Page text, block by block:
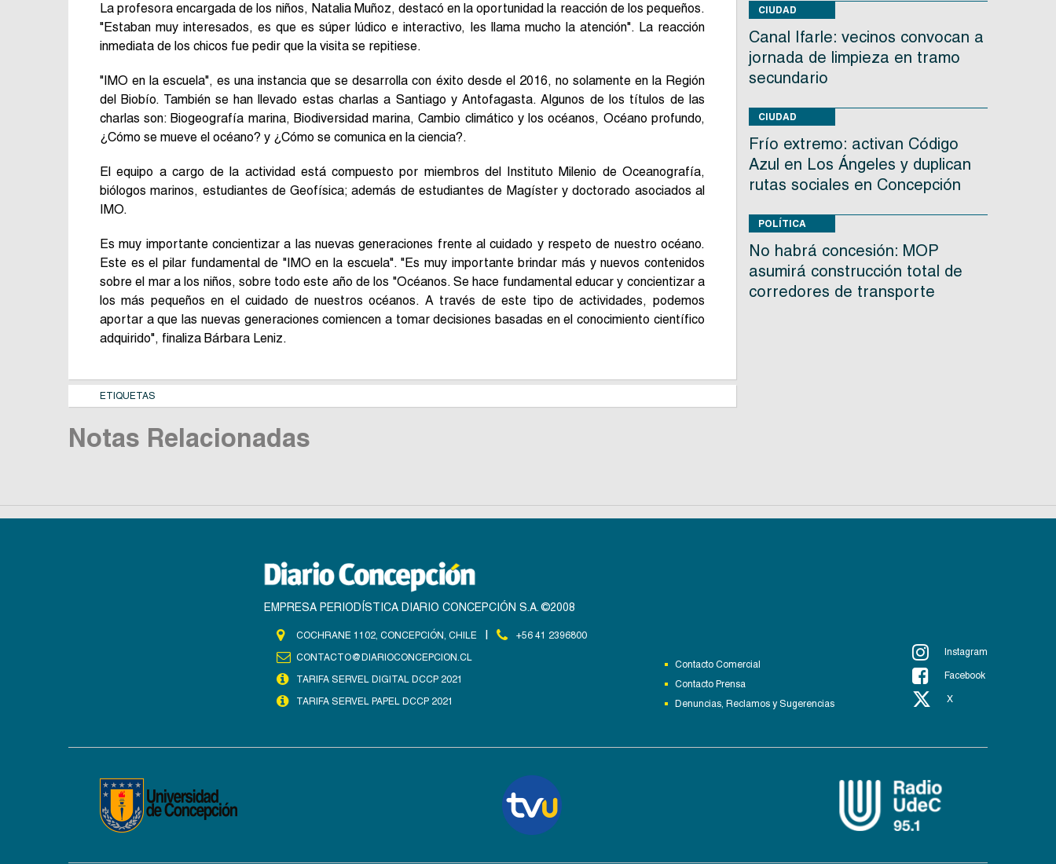
La profesora encargada de los niños, Natalia Muñoz, destacó en la oportunidad la reacción de los pequeños.
"Estaban muy interesados, es que es súper lúdico e interactivo, les llama mucho la atención". La reacción
inmediata de los chicos fue pedir que la visita se repitiese.
"IMO en la escuela", es una instancia que se desarrolla con éxito desde el 2016, no solamente en la Región
del Biobío. También se han llevado estas charlas a Santiago y Antofagasta. Algunos de los títulos de las
charlas son: Biogeografía marina, Biodiversidad marina, Cambio climático y los océanos, Océano profundo,
¿Cómo se mueve el océano? y ¿Cómo se comunica en la ciencia?.
El equipo a cargo de la actividad está compuesto por miembros del Instituto Milenio de Oceanografía,
biólogos marinos, estudiantes de Geofísica; además de estudiantes de Magíster y doctorado asociados al
IMO.
Es muy importante concientizar a las nuevas generaciones frente al cuidado y respeto de nuestro océano.
Este es el pilar fundamental de "IMO en la escuela". "Es muy importante brindar más y nuevos contenidos
sobre el mar a los niños, sobre todo este año de los "Océanos. Se hace fundamental educar y concientizar a
los más pequeños en el cuidado de nuestros océanos. A través de este tipo de actividades, podemos
aportar a que las nuevas generaciones comiencen a tomar decisiones basadas en el conocimiento científico
adquirido", finaliza Bárbara Leniz.
ETIQUETAS
Notas Relacionadas
CIUDAD
Canal Ifarle: vecinos convocan a
jornada de limpieza en tramo
secundario
CIUDAD
Frío extremo: activan Código
Azul en Los Ángeles y duplican
rutas sociales en Concepción
POLÍTICA
No habrá concesión: MOP
asumirá construcción total de
corredores de transporte
EMPRESA PERIODÍSTICA DIARIO CONCEPCIÓN S.A. ©2008
COCHRANE 1102, CONCEPCIÓN, CHILE
+56 41 2396800
CONTACTO@DIARIOCONCEPCION.CL
TARIFA SERVEL DIGITAL DCCP 2021
TARIFA SERVEL PAPEL DCCP 2021
Contacto Comercial
Contacto Prensa
Denuncias, Reclamos y Sugerencias
Instagram
Facebook
X